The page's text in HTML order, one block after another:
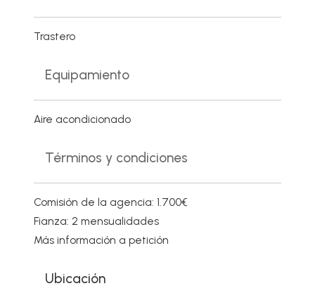
Trastero
Equipamiento
Aire acondicionado
Términos y condiciones
Comisión de la agencia: 1.700€
Fianza: 2 mensualidades
Más información a petición
Ubicación